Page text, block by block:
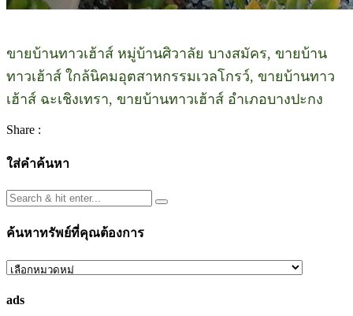
ขายบ้านทาวเฮ้าส์ หมู่บ้านศิวาลัย บางสมัคร, ขายบ้าน
ทาวเฮ้าส์ ใกล้นิคมอุตสาหกรรมเวลโกรว์, ขายบ้านทาว
เฮ้าส์ ฉะเชิงเทรา, ขายบ้านทาวเฮ้าส์ อำเภอบางปะกง
Share :
ใส่คำค้นหา
ค้นหาทรัพย์ที่คุณต้องการ
ค้นหา
ที่
ads